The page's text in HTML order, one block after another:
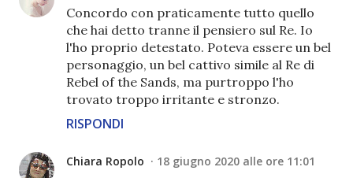
Concordo con praticamente tutto quello
che hai detto tranne il pensiero sul Re. Io
l'ho proprio detestato. Poteva essere un bel
personaggio, un bel cattivo simile al Re di
Rebel of the Sands, ma purtroppo l'ho
trovato troppo irritante e stronzo.
RISPONDI
Chiara Ropolo 18 giugno 2020 alle ore 11:01